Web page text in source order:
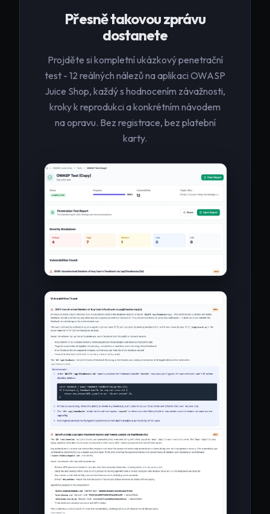
Přesně takovou zprávu
dostanete
Projděte si kompletní ukázkový penetrační
test - 12 reálných nálezů na aplikaci OWASP
Juice Shop, každý s hodnocením závažnosti,
kroky k reprodukci a konkrétním návodem
na opravu. Bez registrace, bez platební
karty.